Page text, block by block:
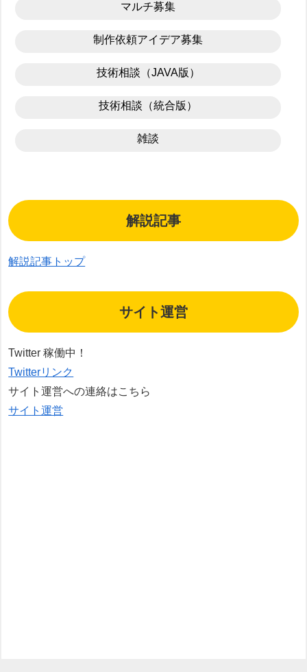
マルチ募集
制作依頼アイデア募集
技術相談（JAVA版）
技術相談（統合版）
雑談
解説記事
解説記事トップ
サイト運営
Twitter 稼働中！
Twitterリンク
サイト運営への連絡はこちら
サイト運営